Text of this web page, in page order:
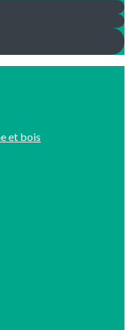
et bois